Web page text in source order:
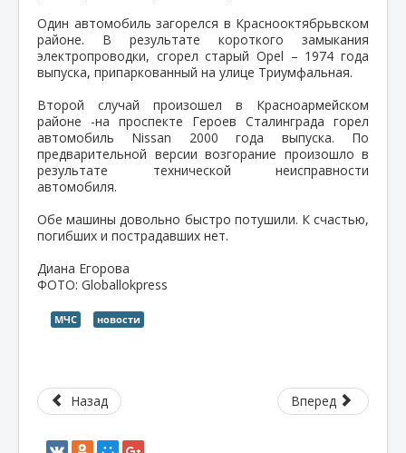
Один автомобиль загорелся в Краснооктябрьвском
районе. В результате короткого замыкания
электропроводки, сгорел старый Opel – 1974 года
выпуска, припаркованный на улице Триумфальная.
Второй случай произошел в Красноармейском
районе -на проспекте Героев Сталинграда горел
автомобиль Nissan 2000 года выпуска. По
предварительной версии возгорание произошло в
результате технической неисправности
автомобиля.
Обе машины довольно быстро потушили. К счастью,
погибших и пострадавших нет.
Диана Егорова
ФОТО: Globallokpress
МЧС новости
Назад Вперед